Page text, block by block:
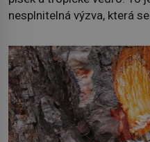
nesplnitelná výzva, která
na podzim 1958 jako hec.
neobvyklou výzvou. Tomu,
severního polárního kruhu